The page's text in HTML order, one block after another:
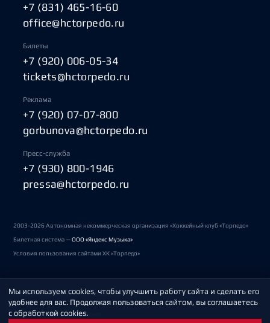
+7 (831) 465-16-60
office@hctorpedo.ru
Билеты
+7 (920) 006-05-34
tickets@hctorpedo.ru
Реклама
+7 (920) 07-07-800
gorbunova@hctorpedo.ru
Пресс-служба
+7 (930) 800-1946
pressa@hctorpedo.ru
2003-2026 Автономная некоммерческая организация «Хоккейный клуб «Торпедо»
Билетная система —ООО «Яндекс Музыка»
Условия пользования сайтами ХК «Торпедо»
Политика обработки персональных данных
Пользовательское соглашение
Мы используем cookies, чтобы улучшить работу сайта и сделать его
удобнее для вас. Продолжая пользоваться сайтом, вы соглашаетесь
с обработкой cookies.